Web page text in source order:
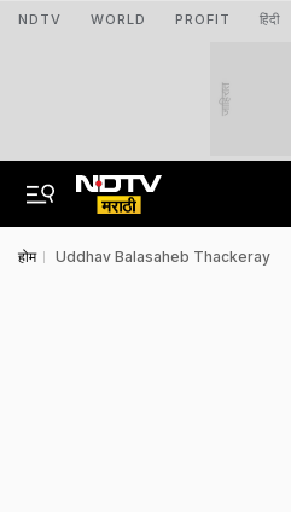
NDTV WORLD PROFIT हिंदी
जाहिरात
होम Uddhav Balasaheb Thackeray